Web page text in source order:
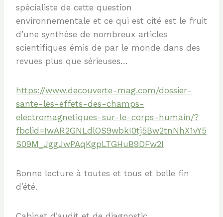
spécialiste de cette question
environnementale et ce qui est cité est le fruit
d’une synthèse de nombreux articles
scientifiques émis de par le monde dans des
revues plus que sérieuses…
https://www.decouverte-mag.com/dossier-
sante-les-effets-des-champs-
electromagnetiques-sur-le-corps-humain/?
fbclid=IwAR2GNLdlOS9wbkI0tj5Bw2tnNhX1vY5
S09M_JggJwPAqKgpLTGHuB9DFw2I
Bonne lecture à toutes et tous et belle fin
d’été.